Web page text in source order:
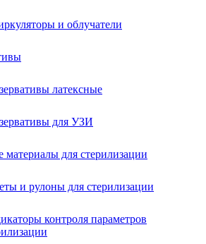
и облучатели
латексные
для УЗИ
материалы для стерилизации
и рулоны для стерилизации
контроля параметров